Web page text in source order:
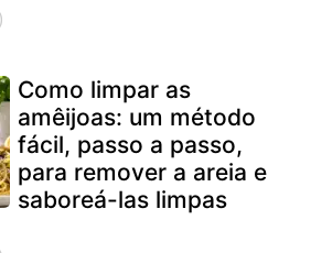
Como limpar as
amêijoas: um método
fácil, passo a passo,
para remover a areia e
saboreá-las limpas